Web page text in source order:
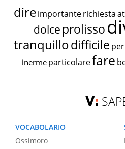
dire importante richiesta
dolce prolisso
tranquillodifficile
inerme particolarefare
VOCABOLARIO
Ossimoro